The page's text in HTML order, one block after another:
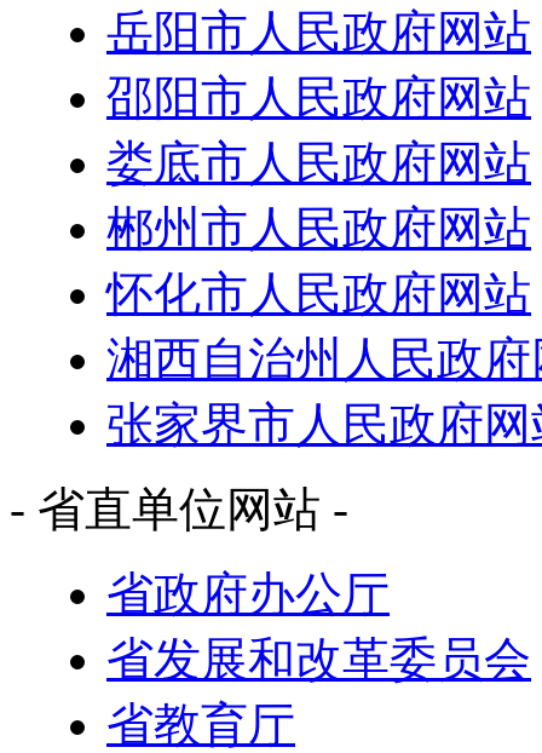
岳阳市人民政府网站
邵阳市人民政府网站
娄底市人民政府网站
郴州市人民政府网站
怀化市人民政府网站
湘西自治州人民政
张家界市人民政府网
- 省直单位网站 -
省政府办公厅
省发展和改革委员会
省教育厅